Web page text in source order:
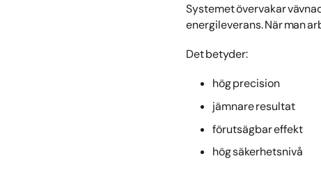
Systemet övervakar
energileverans. När man
Det betyder:
hög precision
jämnare resultat
förutsägbar effekt
hög säkerhetsnivå